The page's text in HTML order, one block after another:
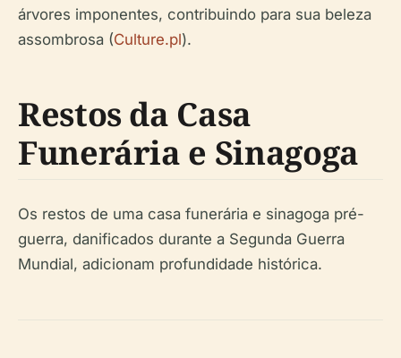
árvores imponentes, contribuindo para sua beleza
assombrosa (Culture.pl).
Restos da Casa
Funerária e Sinagoga
Os restos de uma casa funerária e sinagoga pré-
guerra, danificados durante a Segunda Guerra
Mundial, adicionam profundidade histórica.